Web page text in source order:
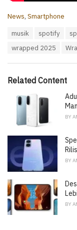
C
i
News, Smartphone
musik spotify
wrapped 2025
Related Content
BY
BY
BY